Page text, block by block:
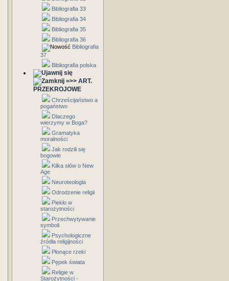
Bibliografia 33
Bibliografia 34
Bibliografia 35
Bibliografia 36
Bibliografia
37
Bibliografia polska
=>> ART.
PRZEKROJOWE
Chrześcijaństwo a
pogaństwo
Dlaczego
wierzymy w Boga?
Gramatyka
moralności
Jak rodzili się
bogowie
Kilka słów o New
Age
Neuroteologia
Odrodzenie religii
Piekło w
starożytności
Przechwytywanie
symboli
Psychologiczne
źródła religijności
Płonące rzeki
Pępek świata
Religie w
Starożytności -